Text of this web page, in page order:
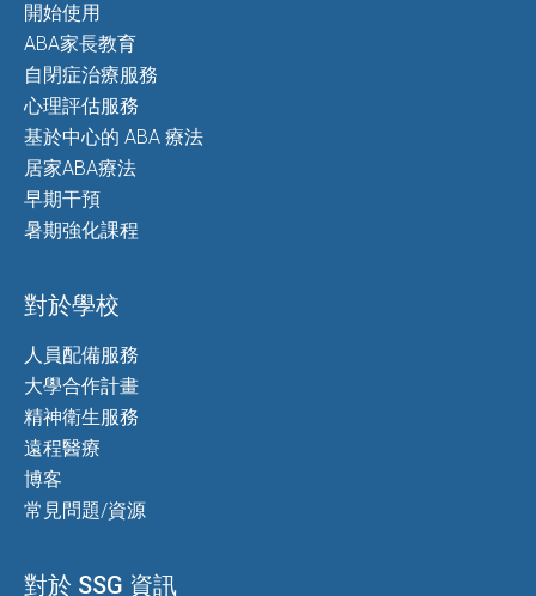
開始使用
ABA家長教育
自閉症治療服務
心理評估服務
基於中心的 ABA 療法
居家ABA療法
早期干預
暑期強化課程
對於學校
人員配備服務
大學合作計畫
精神衛生服務
遠程醫療
博客
常見問題/資源
對於 SSG 資訊